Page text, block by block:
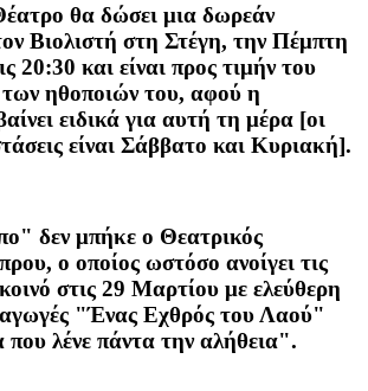
θα δώσει μια δωρεάν
Βιολιστή στη Στέγη, την Πέμπτη
20:30 και είναι προς τιμήν του
ηθοποιών του, αφού η
ειδικά για αυτή τη μέρα [οι
είναι Σάββατο και Κυριακή].
δεν μπήκε ο Θεατρικός
ο οποίος ωστόσο ανοίγει τις
στις 29 Μαρτίου με ελεύθερη
"Ένας Εχθρός του Λαού"
λένε πάντα την αλήθεια".